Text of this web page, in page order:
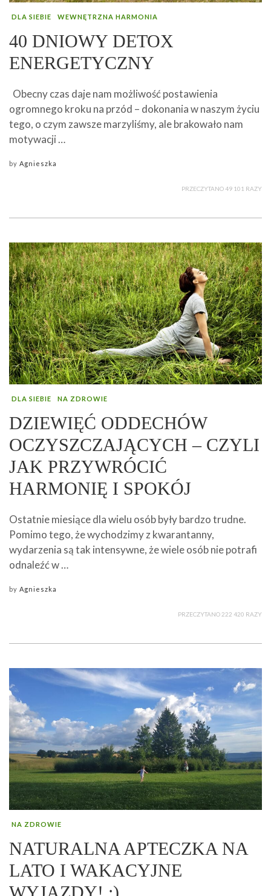
DLA SIEBIE WEWNĘTRZNA HARMONIA
40 DNIOWY DETOX
ENERGETYCZNY
Obecny czas daje nam możliwość postawienia
ogromnego kroku na przód – dokonania w naszym życiu
tego, o czym zawsze marzyliśmy, ale brakowało nam
motywacji …
by Agnieszka
PRZECZYTANO 49 101 RAZY
DLA SIEBIE NA ZDROWIE
DZIEWIĘĆ ODDECHÓW
OCZYSZCZAJĄCYCH – CZYLI
JAK PRZYWRÓCIĆ
HARMONIĘ I SPOKÓJ
Ostatnie miesiące dla wielu osób były bardzo trudne.
Pomimo tego, że wychodzimy z kwarantanny,
wydarzenia są tak intensywne, że wiele osób nie potrafi
odnaleźć w …
by Agnieszka
PRZECZYTANO 222 420 RAZY
NA ZDROWIE
NATURALNA APTECZKA NA
LATO I WAKACYJNE
WYJAZDY! :)